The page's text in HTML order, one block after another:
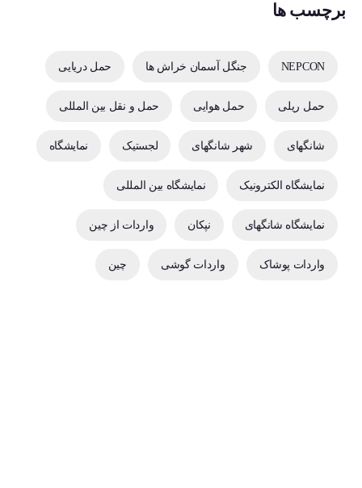
برچسب ها
NEPCON جنگل آسمان خراش ها حمل دریایی
حمل ریلی حمل هوایی حمل و نقل بین المللی
شانگهای شهر شانگهای لجستیک نمایشگاه
نمایشگاه الکترونیک نمایشگاه بین المللی
نمایشگاه شانگهای نپکان واردات از چین
واردات پوشاک واردات گوشی چین